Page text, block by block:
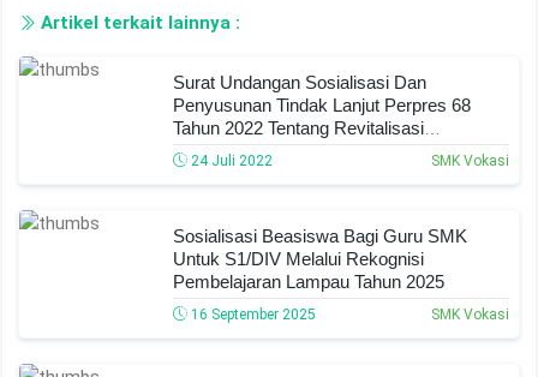
Artikel terkait lainnya :
Surat Undangan Sosialisasi Dan
Penyusunan Tindak Lanjut Perpres 68
Tahun 2022 Tentang Revitalisasi
Pendidikan Vokasi Dan Pelatihan Vokasi
24 Juli 2022 SMK Vokasi
Sosialisasi Beasiswa Bagi Guru SMK
Untuk S1/DIV Melalui Rekognisi
Pembelajaran Lampau Tahun 2025
16 September 2025 SMK Vokasi